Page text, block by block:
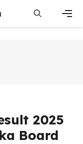
2025
Board